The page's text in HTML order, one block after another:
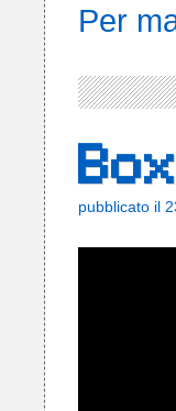
Per
pubblicato il